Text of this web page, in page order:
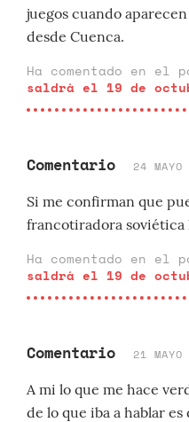
juegos cuando
desde Cuenca.
Ha comentado en el
saldrá el 19 de
Comentario 24
Si me confirman que
francotiradora soviética
Ha comentado en el
saldrá el 19 de
Comentario 21
A mi lo que me hace
de lo que iba a hablar es